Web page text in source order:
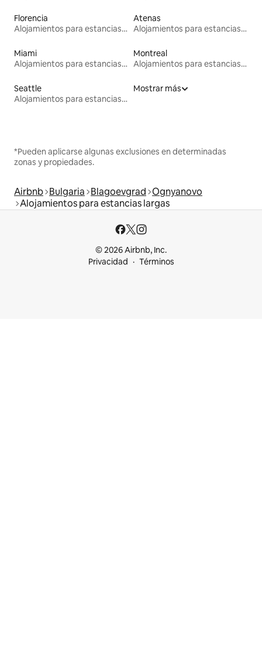
Florencia
Alojamientos para estancias largas
Atenas
Alojamientos para estancias largas
Miami
Alojamientos para estancias largas
Montreal
Alojamientos para estancias largas
Seattle
Alojamientos para estancias largas
Mostrar más
*Pueden aplicarse algunas exclusiones en determinadas
zonas y propiedades.
Airbnb Bulgaria Blagoevgrad Ognyanovo
Alojamientos para estancias largas
© 2026 Airbnb, Inc.
Privacidad
Términos